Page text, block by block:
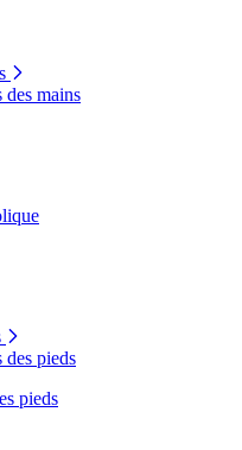
des mains
des pieds
pieds